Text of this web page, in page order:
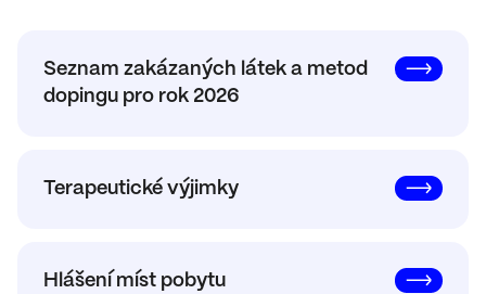
Seznam zakázaných látek a metod
dopingu pro rok 2026
Terapeutické výjimky
Hlášení míst pobytu